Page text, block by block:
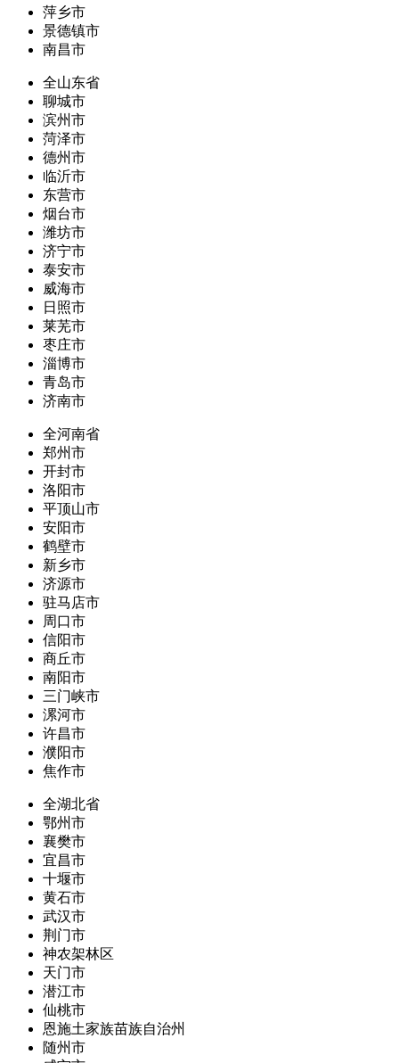
萍乡市
景德镇市
南昌市
全山东省
聊城市
滨州市
菏泽市
德州市
临沂市
东营市
烟台市
潍坊市
济宁市
泰安市
威海市
日照市
莱芜市
枣庄市
淄博市
青岛市
济南市
全河南省
郑州市
开封市
洛阳市
平顶山市
安阳市
鹤壁市
新乡市
济源市
驻马店市
周口市
信阳市
商丘市
南阳市
三门峡市
漯河市
许昌市
濮阳市
焦作市
全湖北省
鄂州市
襄樊市
宜昌市
十堰市
黄石市
武汉市
荆门市
神农架林区
天门市
潜江市
仙桃市
恩施土家族苗族自治州
随州市